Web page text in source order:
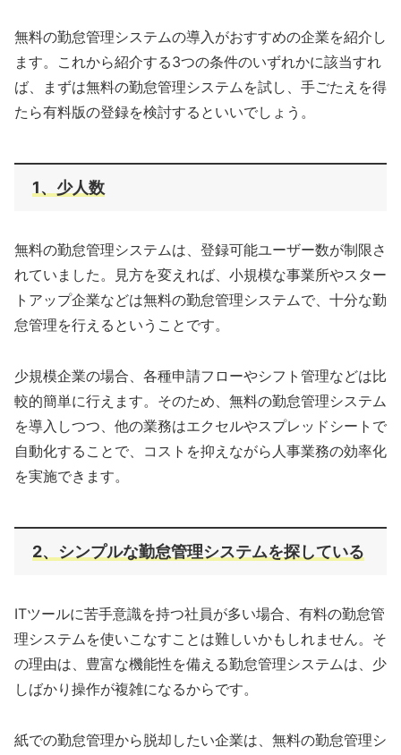
無料の勤怠管理システムの導入がおすすめの企業を紹介し
ます。これから紹介する3つの条件のいずれかに該当すれ
ば、まずは無料の勤怠管理システムを試し、手ごたえを得
たら有料版の登録を検討するといいでしょう。
1、少人数
無料の勤怠管理システムは、登録可能ユーザー数が制限さ
れていました。見方を変えれば、小規模な事業所やスター
トアップ企業などは無料の勤怠管理システムで、十分な勤
怠管理を行えるということです。
少規模企業の場合、各種申請フローやシフト管理などは比
較的簡単に行えます。そのため、無料の勤怠管理システム
を導入しつつ、他の業務はエクセルやスプレッドシートで
自動化することで、コストを抑えながら人事業務の効率化
を実施できます。
2、シンプルな勤怠管理システムを探している
ITツールに苦手意識を持つ社員が多い場合、有料の勤怠管
理システムを使いこなすことは難しいかもしれません。そ
の理由は、豊富な機能性を備える勤怠管理システムは、少
しばかり操作が複雑になるからです。
紙での勤怠管理から脱却したい企業は、無料の勤怠管理シ